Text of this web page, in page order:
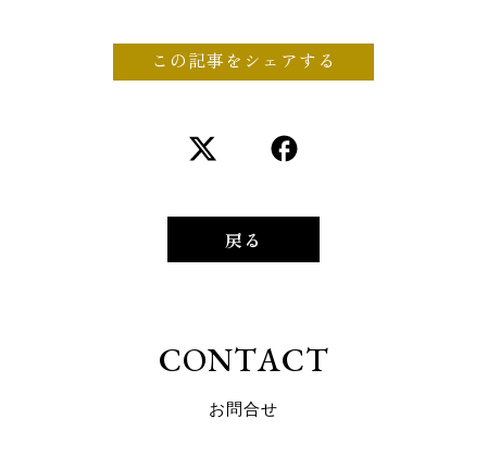
この記事をシェアする
戻る
CONTACT
お問合せ